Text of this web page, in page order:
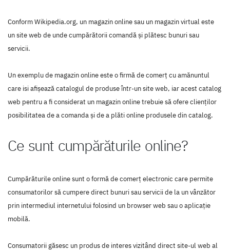
Conform Wikipedia.org, un magazin online sau un magazin virtual este
un site web de unde cumpărătorii comandă şi plătesc bunuri sau
servicii.
Un exemplu de magazin online este o firmă de comerţ cu amănuntul
care isi afişează catalogul de produse într-un site web, iar acest catalog
web pentru a fi considerat un magazin online trebuie să ofere clienţilor
posibilitatea de a comanda şi de a plăti online produsele din catalog.
Ce sunt cumpărăturile online?
Cumpărăturile online sunt o formă de comerț electronic care permite
consumatorilor să cumpere direct bunuri sau servicii de la un vânzător
prin intermediul internetului folosind un browser web sau o aplicație
mobilă.
Consumatorii găsesc un produs de interes vizitând direct site-ul web al